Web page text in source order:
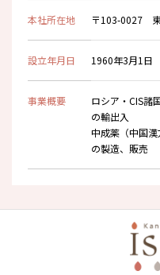
本社所在地 〒103-0027
設立年月日 1960年3月1日
事業概要
ロシア・CIS諸
の輸出入
中成薬（中国
の製造、販売